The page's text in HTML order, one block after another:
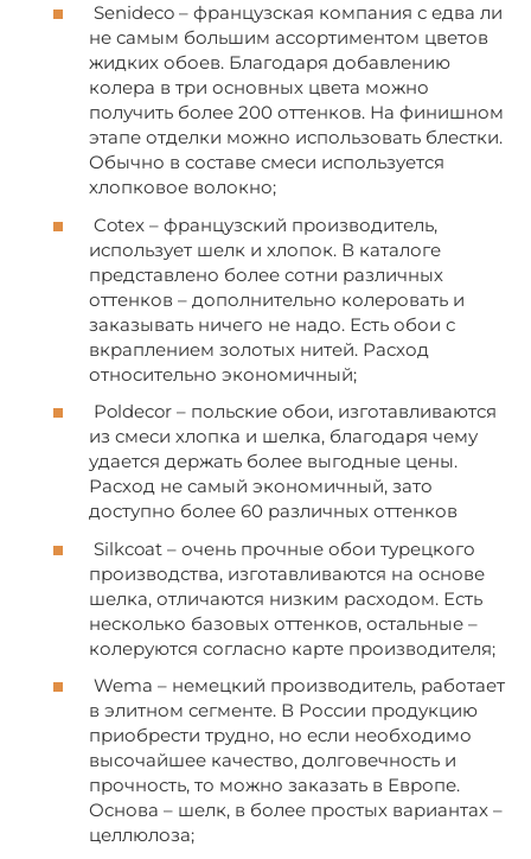
Senideco – французская компания с едва ли
не самым большим ассортиментом цветов
жидких обоев. Благодаря добавлению
колера в три основных цвета можно
получить более 200 оттенков. На финишном
этапе отделки можно использовать блестки.
Обычно в составе смеси используется
хлопковое волокно;
Cotex – французский производитель,
использует шелк и хлопок. В каталоге
представлено более сотни различных
оттенков – дополнительно колеровать и
заказывать ничего не надо. Есть обои с
вкраплением золотых нитей. Расход
относительно экономичный;
Poldecor – польские обои, изготавливаются
из смеси хлопка и шелка, благодаря чему
удается держать более выгодные цены.
Расход не самый экономичный, зато
доступно более 60 различных оттенков
Silkcoat – очень прочные обои турецкого
производства, изготавливаются на основе
шелка, отличаются низким расходом. Есть
несколько базовых оттенков, остальные –
колеруются согласно карте производителя;
Wema – немецкий производитель, работает
в элитном сегменте. В России продукцию
приобрести трудно, но если необходимо
высочайшее качество, долговечность и
прочность, то можно заказать в Европе.
Основа – шелк, в более простых вариантах –
целлюлоза;